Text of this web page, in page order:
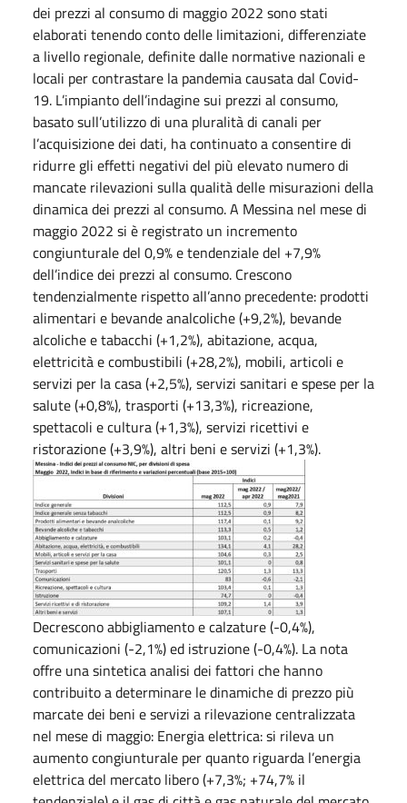
dei prezzi al consumo di maggio 2022 sono stati
elaborati tenendo conto delle limitazioni, differenziate
a livello regionale, definite dalle normative nazionali e
locali per contrastare la pandemia causata dal Covid-
19. L’impianto dell’indagine sui prezzi al consumo,
basato sull’utilizzo di una pluralità di canali per
l’acquisizione dei dati, ha continuato a consentire di
ridurre gli effetti negativi del più elevato numero di
mancate rilevazioni sulla qualità delle misurazioni della
dinamica dei prezzi al consumo. A Messina nel mese di
maggio 2022 si è registrato un incremento
congiunturale del 0,9% e tendenziale del +7,9%
dell’indice dei prezzi al consumo. Crescono
tendenzialmente rispetto all’anno precedente: prodotti
alimentari e bevande analcoliche (+9,2%), bevande
alcoliche e tabacchi (+1,2%), abitazione, acqua,
elettricità e combustibili (+28,2%), mobili, articoli e
servizi per la casa (+2,5%), servizi sanitari e spese per la
salute (+0,8%), trasporti (+13,3%), ricreazione,
spettacoli e cultura (+1,3%), servizi ricettivi e
ristorazione (+3,9%), altri beni e servizi (+1,3%).
Decrescono abbigliamento e calzature (-0,4%),
comunicazioni (-2,1%) ed istruzione (-0,4%). La nota
offre una sintetica analisi dei fattori che hanno
contribuito a determinare le dinamiche di prezzo più
marcate dei beni e servizi a rilevazione centralizzata
nel mese di maggio: Energia elettrica: si rileva un
aumento congiunturale per quanto riguarda l’energia
elettrica del mercato libero (+7,3%; +74,7% il